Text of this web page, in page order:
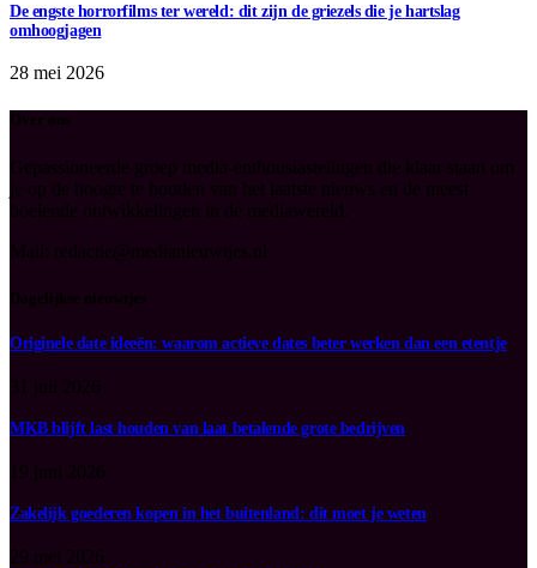
De engste horrorfilms ter wereld: dit zijn de griezels die je hartslag
omhoogjagen
28 mei 2026
Originele date ideeën: waarom actieve dates beter werken dan een etentje
MKB blijft last houden van laat betalende grote bedrijven
Zakelijk goederen kopen in het buitenland: dit moet je weten